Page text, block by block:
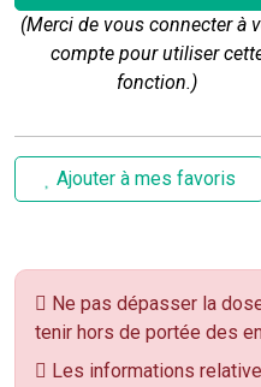
(Merci de vous connecter à
compte pour utiliser
fonction.)
Ajouter à mes favoris
Ne pas dépasser la
tenir hors de portée des
Les informations